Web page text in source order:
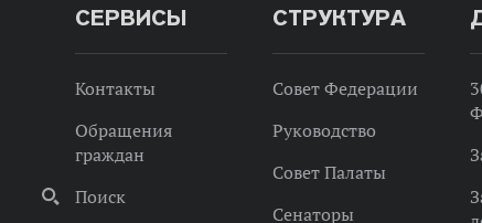
СЕРВИСЫ
Контакты
Обращения
граждан
Поиск
СТРУКТУРА
Совет Федерации
Руководство
Совет Палаты
Сенаторы